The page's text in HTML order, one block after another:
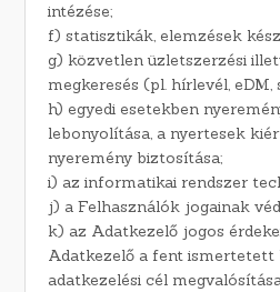
intézése;
f) statisztikák, elemzések
g) közvetlen üzletszerzési
megkeresés (pl. hírlevél, eDM,
h) egyedi esetekben
lebonyolítása, a nyertesek
nyeremény biztosítása;
i) az informatikai rendszer
j) a Felhasználók jogainak
k) az Adatkezelő jogos
Adatkezelő a fent ismertetett
adatkezelési cél